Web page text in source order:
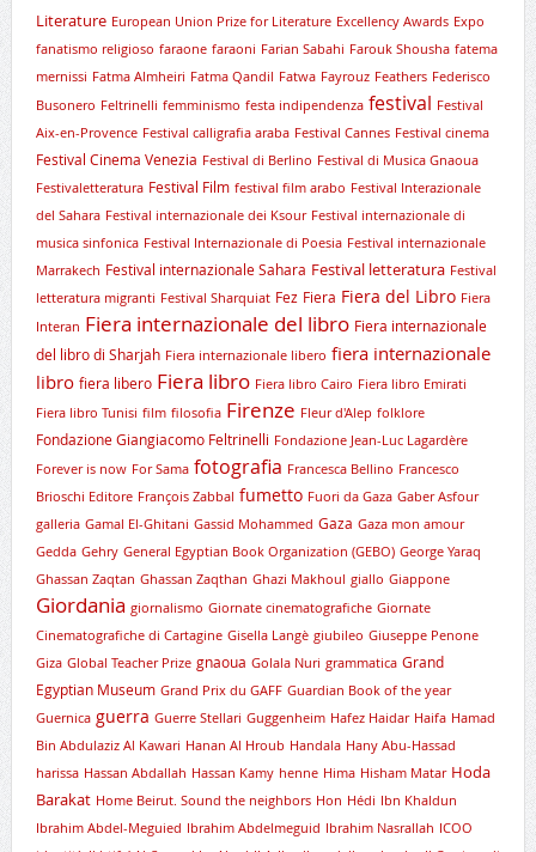
Literature European Union Prize for Literature Excellency Awards Expo
fanatismo religioso faraone faraoni Farian Sabahi Farouk Shousha fatema
mernissi Fatma Almheiri Fatma Qandil Fatwa Fayrouz Feathers Federisco
Busonero Feltrinelli femminismo festa indipendenza festival Festival
Aix-en-Provence Festival calligrafia araba Festival Cannes Festival cinema
Festival Cinema Venezia Festival di Berlino Festival di Musica Gnaoua
Festivaletteratura Festival Film festival film arabo Festival Interazionale
del Sahara Festival internazionale dei Ksour Festival internazionale di
musica sinfonica Festival Internazionale di Poesia Festival internazionale
Marrakech Festival internazionale Sahara Festival letteratura Festival
letteratura migranti Festival Sharquiat Fez Fiera Fiera del Libro Fiera
Interan Fiera internazionale del libro Fiera internazionale
del libro di Sharjah Fiera internazionale libero fiera internazionale
libro fiera libero Fiera libro Fiera libro Cairo Fiera libro Emirati
Fiera libro Tunisi film filosofia Firenze Fleur d'Alep folklore
Fondazione Giangiacomo Feltrinelli Fondazione Jean-Luc Lagardère
Forever is now For Sama fotografia Francesca Bellino Francesco
Brioschi Editore François Zabbal fumetto Fuori da Gaza Gaber Asfour
galleria Gamal El-Ghitani Gassid Mohammed Gaza Gaza mon amour
Gedda Gehry General Egyptian Book Organization (GEBO) George Yaraq
Ghassan Zaqtan Ghassan Zaqthan Ghazi Makhoul giallo Giappone
Giordania giornalismo Giornate cinematografiche Giornate
Cinematografiche di Cartagine Gisella Langè giubileo Giuseppe Penone
Giza Global Teacher Prize gnaoua Golala Nuri grammatica Grand
Egyptian Museum Grand Prix du GAFF Guardian Book of the year
Guernica guerra Guerre Stellari Guggenheim Hafez Haidar Haifa Hamad
Bin Abdulaziz Al Kawari Hanan Al Hroub Handala Hany Abu-Hassad
harissa Hassan Abdallah Hassan Kamy henne Hima Hisham Matar Hoda
Barakat Home Beirut. Sound the neighbors Hon Hédi Ibn Khaldun
Ibrahim Abdel-Meguied Ibrahim Abdelmeguid Ibrahim Nasrallah ICOO